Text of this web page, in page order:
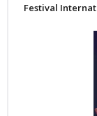
Festival